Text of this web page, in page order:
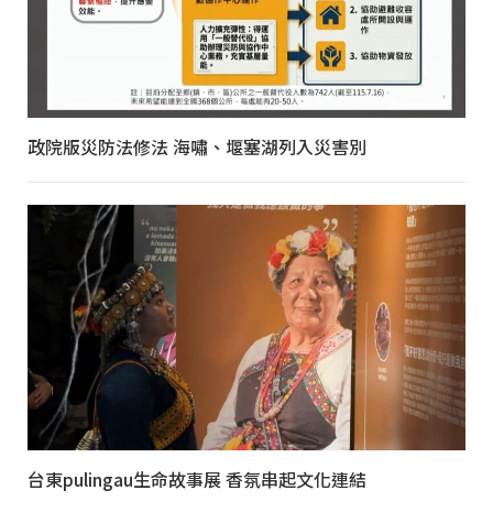
政院版災防法修法 海嘯、堰塞湖列入災害別
台東pulingau生命故事展 香氛串起文化連結